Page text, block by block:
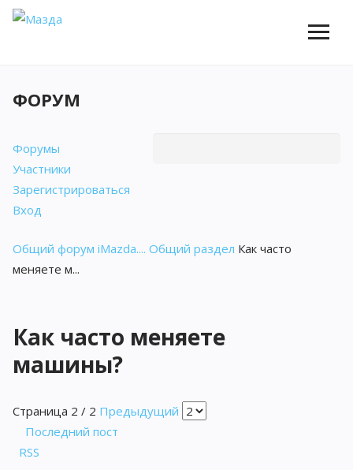
ФОРУМ
Форумы
Участники
Зарегистрироваться
Вход
Общий форум iMazda.... Общий раздел Как часто
меняете м...
Как часто меняете
машины?
Страница 2 / 2 Предыдущий
Последний пост
RSS